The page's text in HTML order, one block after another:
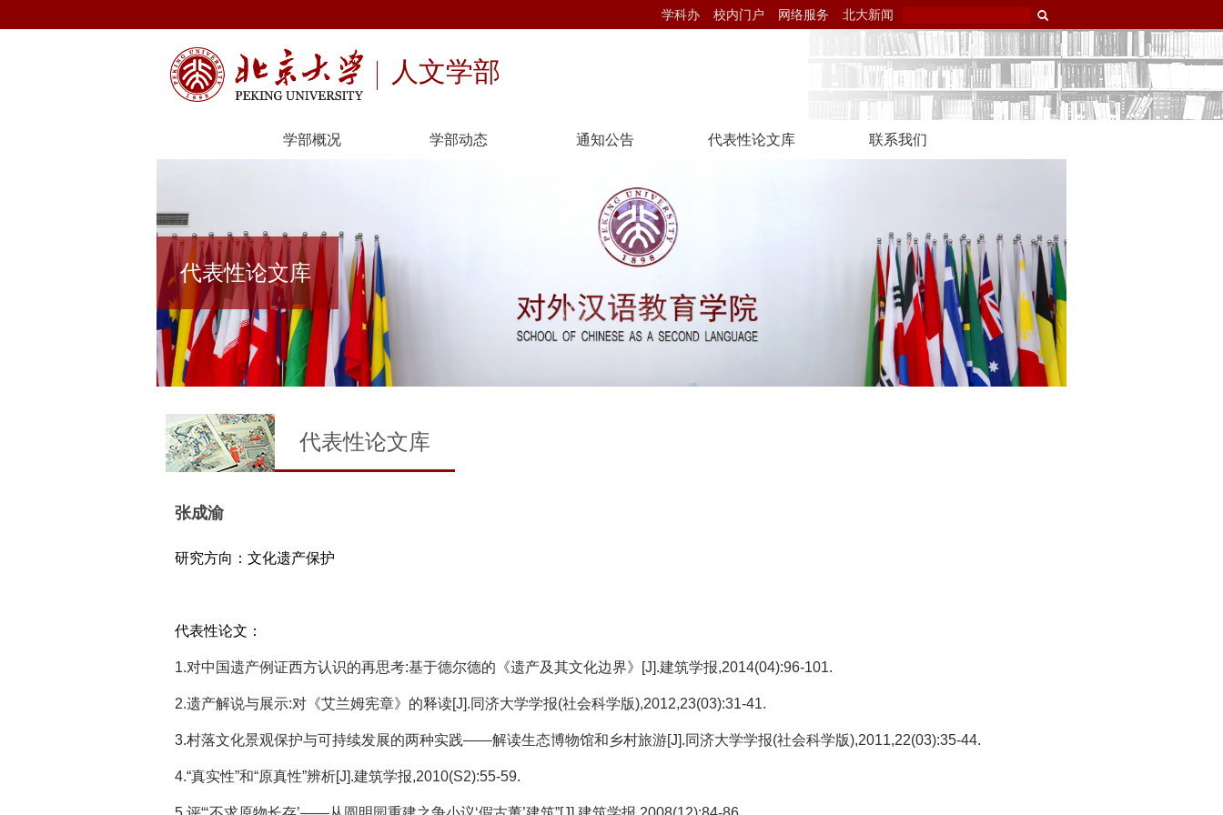
学科办 校内门户 网络服务 北大新闻
人文学部
学部概况 学部动态 通知公告 代表性论文库 联系我们
代表性论文库
代表性论文库
张成渝
研究方向：文化遗产保护
代表性论文：
1.对中国遗产例证西方认识的再思考:基于德尔德的《遗产及其文化边界》[J].建筑学报,2014(04):96-101.
2.遗产解说与展示:对《艾兰姆宪章》的释读[J].同济大学学报(社会科学版),2012,23(03):31-41.
3.村落文化景观保护与可持续发展的两种实践——解读生态博物馆和乡村旅游[J].同济大学学报(社会科学版),2011,22(03):35-44.
4.“真实性”和“原真性”辨析[J].建筑学报,2010(S2):55-59.